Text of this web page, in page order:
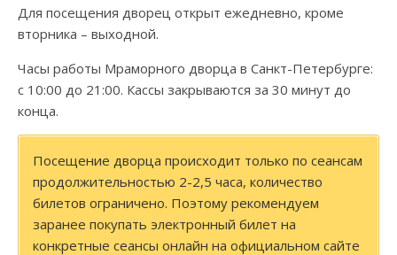
Для посещения дворец открыт ежедневно, кроме
вторника – выходной.
Часы работы Мраморного дворца в Санкт-Петербурге:
с 10:00 до 21:00. Кассы закрываются за 30 минут до
конца.
Посещение дворца происходит только по сеансам
продолжительностью 2-2,5 часа, количество
билетов ограничено. Поэтому рекомендуем
заранее покупать электронный билет на
конкретные сеансы онлайн на официальном сайте